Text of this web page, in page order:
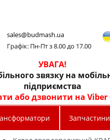
sales@budmash.ua
Графік: Пн-Пт з 8.00 до 17.00
УВАГА!
звязку на
підприємства
або дзвонити на Viber
Запчастини